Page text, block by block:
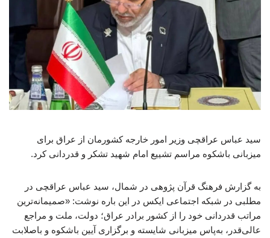
سید عباس عراقچی وزیر امور خارجه کشورمان از عراق برای
میزبانی باشکوه مراسم تشییع امام شهید تشکر و قدردانی کرد.
به گزارش فرهنگ قرآن پژوهی در شمال، سید عباس عراقچی در
مطلبی در شبکه اجتماعی ایکس در این باره نوشت: «صمیمانه‌ترین
مراتب قدردانی خود را از کشور برادر عراق؛ دولت، ملت و مراجع
عالی‌قدر، به‌پاس میزبانی شایسته و برگزاری آیین باشکوه و باصلابت